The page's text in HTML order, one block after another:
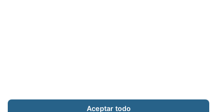
Aviso legal · Cookies · Configurar cookies · Privacidad · Contacto
Aceptar todo